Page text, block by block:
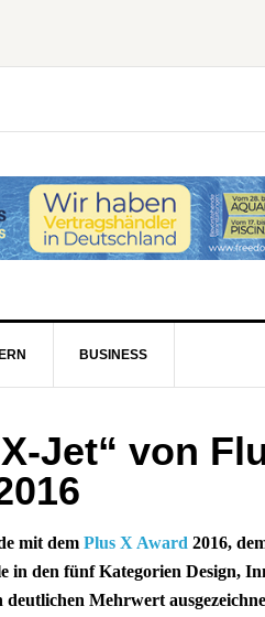
BUSINESS
Jet“ von
mit dem Plus X Award 2016,
in den fünf Kategorien Design,
Mehrwert